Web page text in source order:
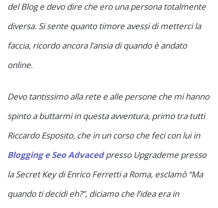
del Blog e devo dire che ero una persona totalmente
diversa. Si sente quanto timore avessi di metterci la
faccia, ricordo ancora l’ansia di quando è andato
online.
Devo tantissimo alla rete e alle persone che mi hanno
spinto a buttarmi in questa avventura, primo tra tutti
Riccardo Esposito, che in un corso che feci con lui in
Blogging e Seo Advacedpresso Upgrademe presso
la Secret Key di Enrico Ferretti a Roma, esclamò “Ma
quando ti decidi eh?”, diciamo che l’idea era in